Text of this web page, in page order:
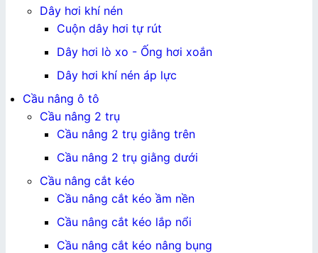
Dây hơi khí nén
Cuộn dây hơi tự rút
Dây hơi lò xo - Ống hơi xoắn
Dây hơi khí nén áp lực
Cầu nâng ô tô
Cầu nâng 2 trụ
Cầu nâng 2 trụ giằng trên
Cầu nâng 2 trụ giằng dưới
Cầu nâng cắt kéo
Cầu nâng cắt kéo ầm nền
Cầu nâng cắt kéo lắp nổi
Cầu nâng cắt kéo nâng bụng